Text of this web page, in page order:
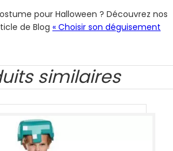
pour Halloween ? Découvrez nos
de Blog « Choisir son déguisement
similaires